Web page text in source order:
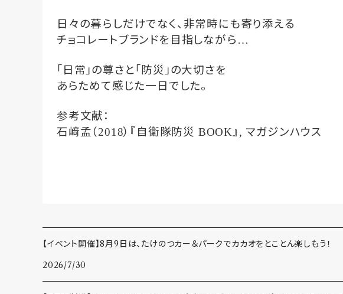
日々の暮らしだけでなく、非常時にも寄り添える
チョコレートブランドを目指しながら …
｢日常｣の尊さと｢防災｣の大切さを
あらためて感じた一日でした。
参考文献：
石﨑孟（2018）『自衛隊防災 BOOK』 , マガジンハウス
【イベント開催】8月9日は、たけのつカー＆パークでカカオをとことん楽しもう！
2026/7/30